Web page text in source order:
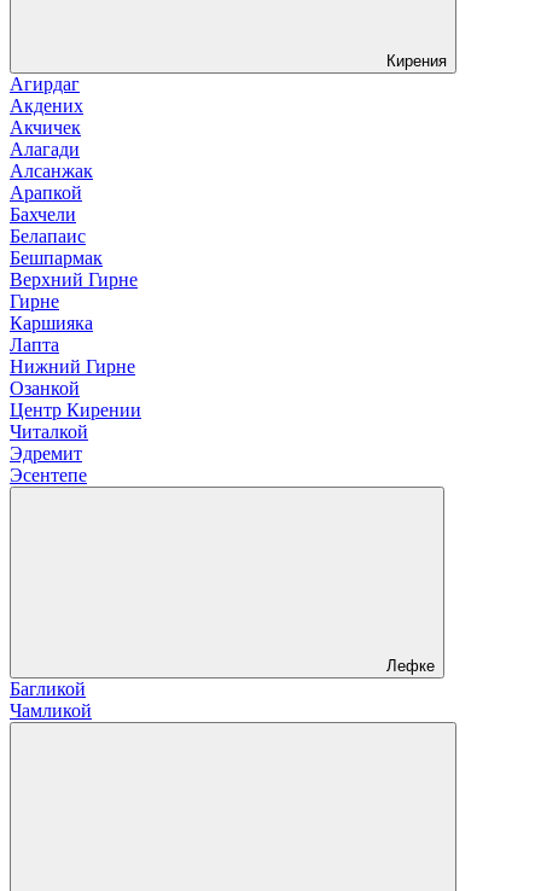
Кирения
Агирдаг
Акдених
Акчичек
Алагади
Алсанжак
Арапкой
Бахчели
Белапаис
Бешпармак
Верхний Гирне
Гирне
Каршияка
Лапта
Нижний Гирне
Озанкой
Центр Кирении
Читалкой
Эдремит
Эсентепе
Лефке
Багликой
Чамликой